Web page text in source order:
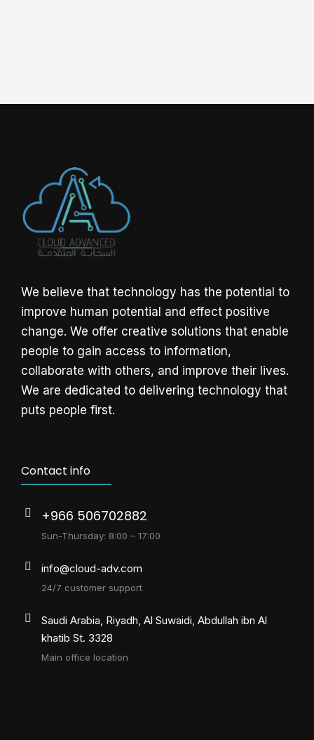
We believe that technology has the potential to
improve human potential and effect positive
change. We offer creative solutions that enable
people to gain access to information,
collaborate with others, and improve their lives.
We are dedicated to delivering technology that
puts people first.
Contact info
+966 506702882
Sun-Thursday: 8:00 – 17:00
info@cloud-adv.com
24/7 customer support
Saudi Arabia, Riyadh, Al Suwaidi, Abdullah ibn Al
khatib St. 3328
Main office location